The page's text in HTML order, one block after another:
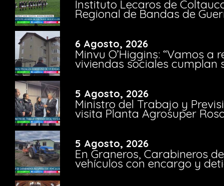
Instituto Lecaros de
Regional de Bandas de
6 Agosto, 2026
Minvu O’Higgins: “Vamos a
viviendas sociales cumplan
5 Agosto, 2026
Ministro del Trabajo y
visita Planta Agrosuper
5 Agosto, 2026
En Graneros, Carabineros
vehículos con encargo y